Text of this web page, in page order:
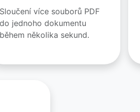
Sloučení více souborů PDF
do jednoho dokumentu
během několika sekund.